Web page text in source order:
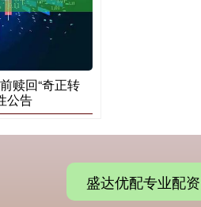
赎回“奇正转
公告
盛达优配专业配